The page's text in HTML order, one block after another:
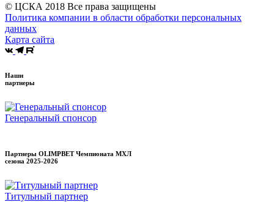
© ЦСКА 2018 Все права защищены
Политика компании в области обработки персональных
данных
Карта сайта
Наши
партнеры
Генеральный спонсор
Партнеры OLIMPBET Чемпионата МХЛ
сезона 2025-2026
Титульный партнер